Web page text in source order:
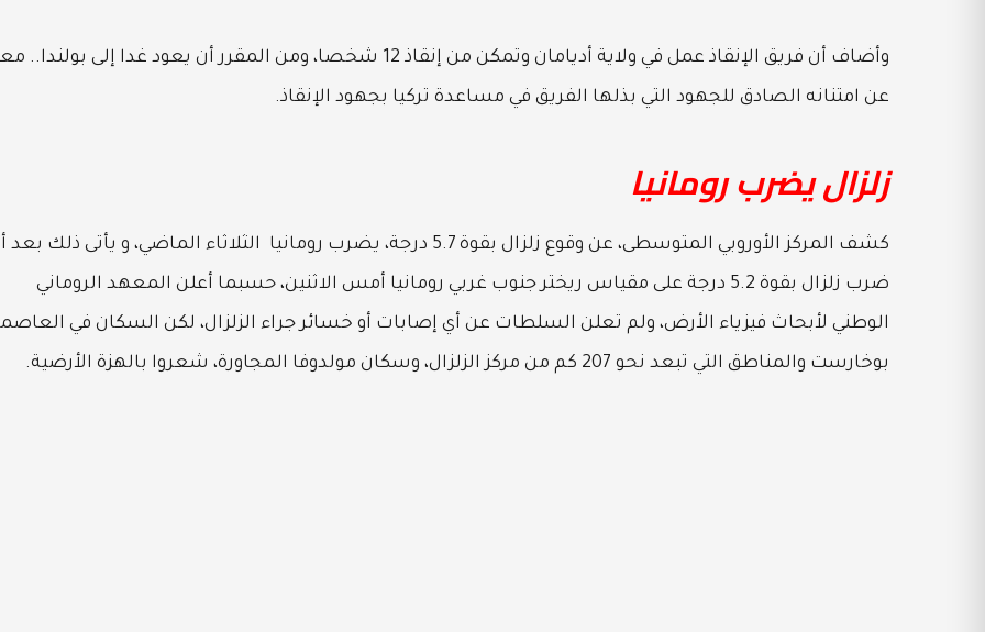
وأضاف أن فريق الإنقاذ عمل في ولاية أديامان وتمكن من إنقاذ 12 شخصا، ومن المقرر أن يعود غدا إلى
عن امتنانه الصادق للجهود التي بذلها الفريق في مساعدة تركيا بجهود الإنقاذ.
زلزال يضرب رومانيا
كشف المركز الأوروبي المتوسطى، عن وقوع زلزال بقوة 5.7 درجة، يضرب رومانيا الثلاثاء الماضي، و يأتى ذلك
ضرب زلزال بقوة 5.2 درجة على مقياس ريختر جنوب غربي رومانيا أمس الاثنين، حسبما أعلن المعهد الروماني
الوطني لأبحاث فيزياء الأرض، ولم تعلن السلطات عن أي إصابات أو خسائر جراء الزلزال، لكن السكان في
بوخارست والمناطق التي تبعد نحو 207 كم من مركز الزلزال، وسكان مولدوفا المجاورة، شعروا بالهزة الأرضية.